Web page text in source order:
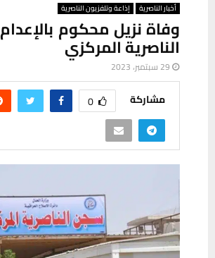
أخبار الناصرية إذاعة وتلفزيون الناصرية
وفاة نزيل محكوم
الناصرية المركزي
29 سبتمبر، 2023
مشاركة 0